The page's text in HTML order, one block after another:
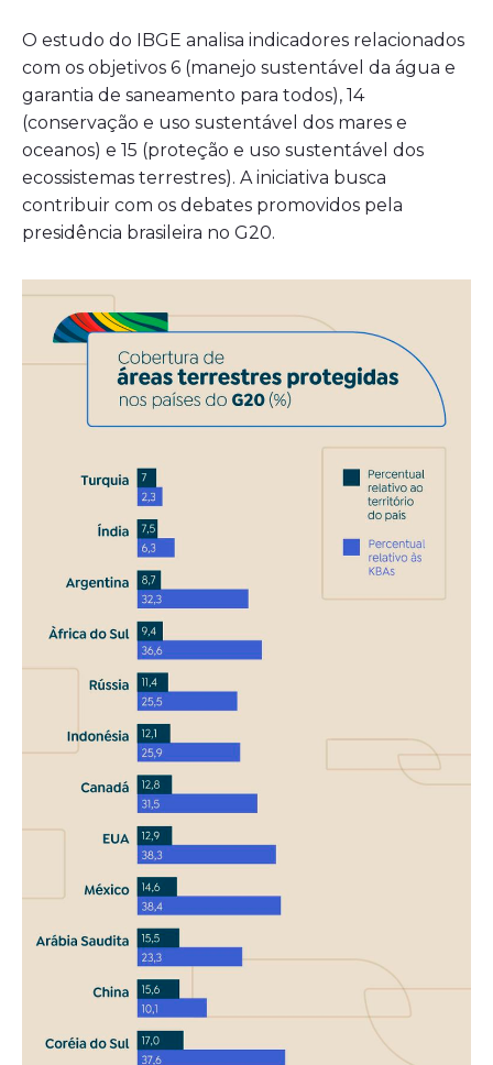
O estudo do IBGE analisa indicadores relacionados
com os objetivos 6 (manejo sustentável da água e
garantia de saneamento para todos), 14
(conservação e uso sustentável dos mares e
oceanos) e 15 (proteção e uso sustentável dos
ecossistemas terrestres). A iniciativa busca
contribuir com os debates promovidos pela
presidência brasileira no G20.